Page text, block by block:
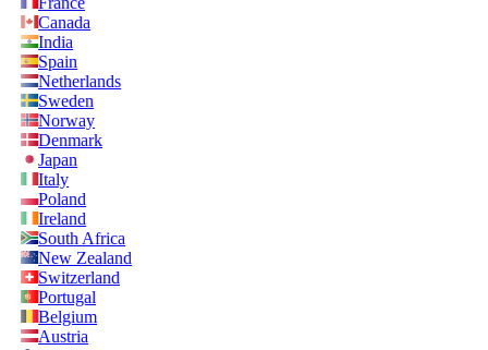
Canada
India
Spain
Netherlands
Sweden
Norway
Denmark
Japan
Italy
Poland
Ireland
South Africa
New Zealand
Switzerland
Portugal
Belgium
Austria